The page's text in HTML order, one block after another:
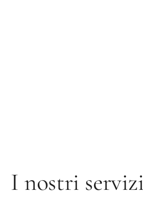
I nostri servizi